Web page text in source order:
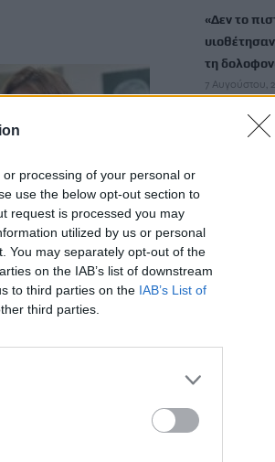
processing of your personal or
use the below opt-out section to
request is processed you may
utilized by us or personal
You may separately opt-out of the
on the IAB’s list of downstream
to third parties on the IAB’s List of
third parties.
Αναφορές ότι
λόμπι
τέχνης, Χίλντε Λιν
«Δεν το
τη
7 Αυγούστου,